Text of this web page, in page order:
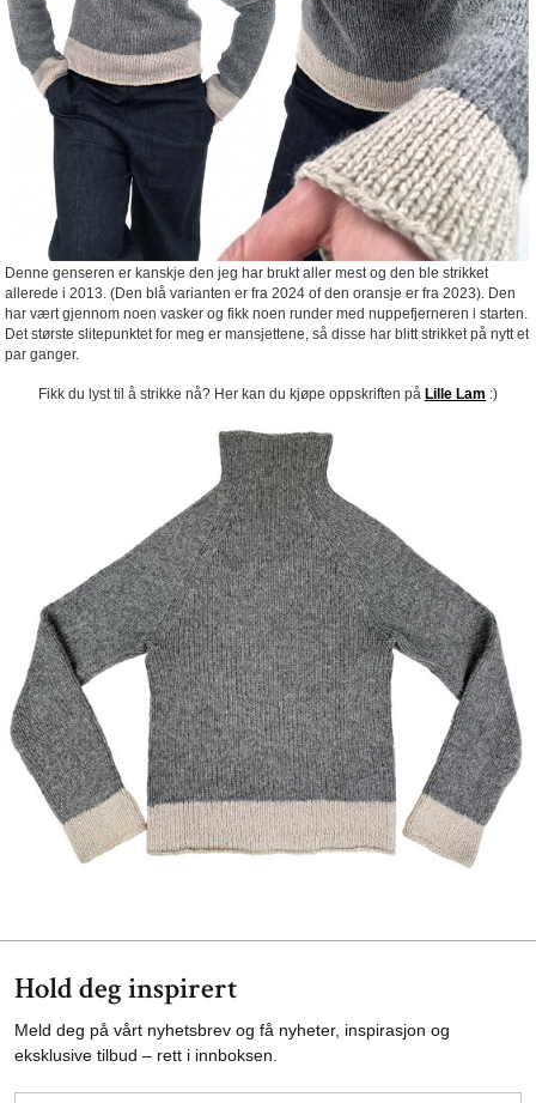
Denne genseren er kanskje den jeg har brukt aller mest og den ble strikket
allerede i 2013. (Den blå varianten er fra 2024 of den oransje er fra 2023). Den
har vært gjennom noen vasker og fikk noen runder med nuppefjerneren i starten.
Det største slitepunktet for meg er mansjettene, så disse har blitt strikket på nytt et
par ganger.
Fikk du lyst til å strikke nå? Her kan du kjøpe oppskriften på Lille Lam :)
Hold deg inspirert
Meld deg på vårt nyhetsbrev og få nyheter, inspirasjon og
eksklusive tilbud – rett i innboksen.